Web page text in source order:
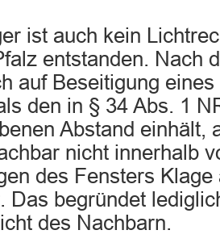
ist auch kein
entstanden. Nach
auf Beseitigung
den in § 34 Abs. 1
Abstand einhält,
nicht innerhalb
des Fensters
Das begründet
des Nachbarn.